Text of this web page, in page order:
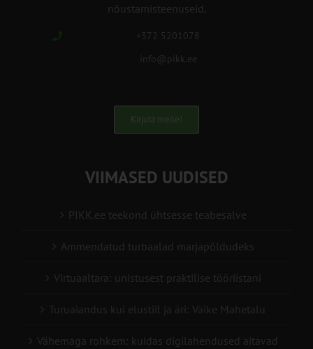
nõustamisteenuseid.
+372 5201078
info@pikk.ee
Kirjuta meile!
VIIMASED UUDISED
PIKK.ee teekond ühtsesse teabesalve
Ammendatud turbaalad marjapõldudeks
Virtuaaltara: unistusest praktilise tööriistani
Turuaiandus kui elustiil ja äri: Väike Mahetalu
Vähemaga rohkem: kuidas digilahendused aitavad